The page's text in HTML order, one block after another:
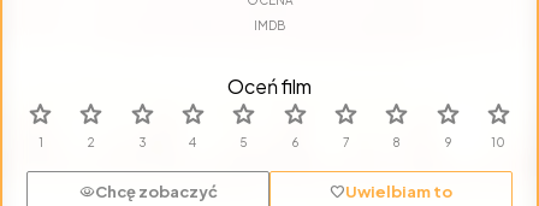
IMDB
Oceń film
star star star star star star star star star star
visibilityChcę zobaczyć favoriteUwielbiam to